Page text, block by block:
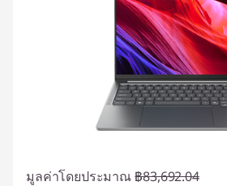
มูลค่าโดยประมาณ ฿83,692.04